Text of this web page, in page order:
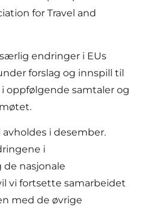
for Travel and
endringer i EUs
forslag og innspill til
i oppfølgende samtaler og
avholdes i desember.
i
nasjonale
vi fortsette samarbeidet
med de øvrige